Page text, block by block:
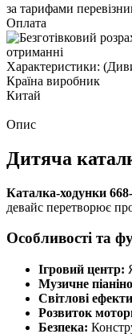
за тарифами
Оплата
отриманні
Характеристики:
Країна виробник
Китай
Опис
Дитяча
Каталка-ходунки
девайс перетворює
Особливості та
Ігровий центр:
Музичне
Світлові
Розвиток
Безпека: